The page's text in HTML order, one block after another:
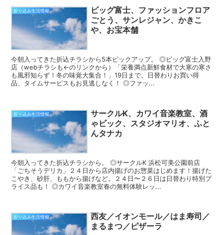
折り込み生活情報
ビッグ富士、ファッションフロア
ごとう、サンレジャン、かきこ
や、お宝本舗
今朝入ってきた折込チラシから5本ピックアップ。 ◎ビッグ富士入野
店（webチラシも←のリンクから）「栄養満点新鮮食材で大寒の寒さ
も風邪知らず！冬の味覚大集合！」19日まで。日替わりお買い得
品、タイムサービスもお見逃しなく！ ◎ファッ...
折り込み生活情報
サークルK、カワイ音楽教室、酒
ゃビック、スタジオマリオ、ふと
んタナカ
今朝入ってきた折込チラシから。 ◎サークルK 浜松可美公園前店
「ごちそうデリカ」２４日から店内揚げのお惣菜はじめます！揚げた
こやき、砂肝、ももから揚げなど。２４日〜２６日は日替わり特別プ
ライス品も！ ◎カワイ音楽教室春の無料体験レッ...
折り込み生活情報
西友／イオンモール／はま寿司／
まるまつ／ピザーラ